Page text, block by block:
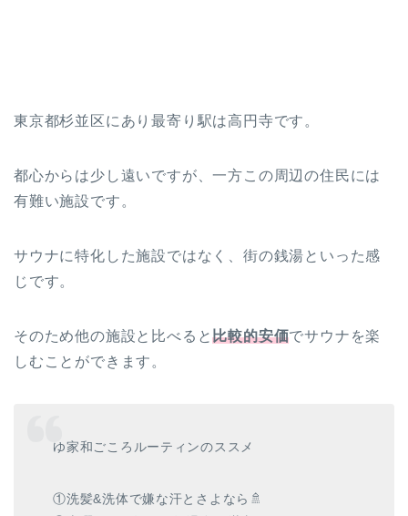
東京都杉並区にあり最寄り駅は高円寺です。
都心からは少し遠いですが、一方この周辺の住民には
有難い施設です。
サウナに特化した施設ではなく、街の銭湯といった感
じです。
そのため他の施設と比べると比較的安価でサウナを楽
しむことができます。
ゆ家和ごころルーティンのススメ
①洗髪&洗体で嫌な汗とさよなら🚿